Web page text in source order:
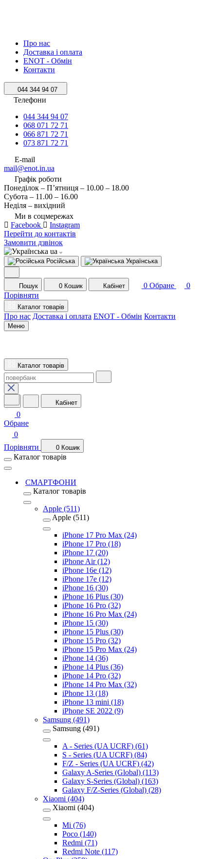
Про нас
Доставка і оплата
ENOT - Обмін
Контакти
044 344 94 07
Телефони
044 344 94 07
068 071 72 71
066 871 72 71
073 871 72 71
E-mail
mail@enot.in.ua
Графік роботи
Понеділок – П’ятниця – 10.00 – 18.00
Субота – 11.00 – 16.00
Неділя – вихідний
Ми в соцмережах
Facebook
Instagram
Перейти до контактів
Замовити дзвінок
ua
Російська Українська
Пошук 0 Кошик Кабінет 0 Обране
0
Порівняти
Каталог товарів
Про нас Доставка і оплата ENOT - Обмін Контакти
Меню
Каталог товарів
Кабінет
0
Обране
0
Порівняти
0 Кошик
Каталог товарів
СМАРТФОНИ
Каталог товарів
Apple (511)
Apple (511)
iPhone 17 Pro Max (24)
iPhone 17 Pro (18)
iPhone 17 (20)
iPhone Air (12)
iPhone 16e (12)
iPhone 17e (12)
iPhone 16 (30)
iPhone 16 Plus (30)
iPhone 16 Pro (32)
iPhone 16 Pro Max (24)
iPhone 15 (30)
iPhone 15 Plus (30)
iPhone 15 Pro (32)
iPhone 15 Pro Max (24)
iPhone 14 (36)
iPhone 14 Plus (36)
iPhone 14 Pro (32)
iPhone 14 Pro Max (32)
iPhone 13 (18)
iPhone 13 mini (18)
iPhone SE 2022 (9)
Samsung (491)
Samsung (491)
A - Series (UA UCRF) (61)
S - Series (UA UCRF) (84)
F/Z - Series (UA UCRF) (42)
Galaxy A-Series (Global) (113)
Galaxy S-Series (Global) (163)
Galaxy F/Z-Series (Global) (28)
Xiaomi (404)
Xiaomi (404)
Mi (76)
Poco (140)
Redmi (71)
Redmi Note (117)